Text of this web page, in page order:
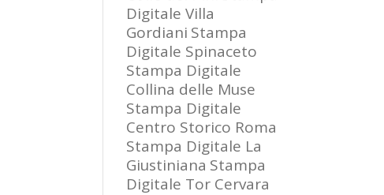
Digitale Villa
Gordiani Stampa
Digitale Spinaceto
Stampa Digitale
Collina delle Muse
Stampa Digitale
Centro Storico Roma
Stampa Digitale La
Giustiniana Stampa
Digitale Tor Cervara